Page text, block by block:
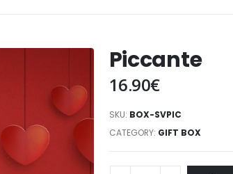
Piccante
16.90€
SKU: BOX-SVPIC
CATEGORY: GIFT BOX